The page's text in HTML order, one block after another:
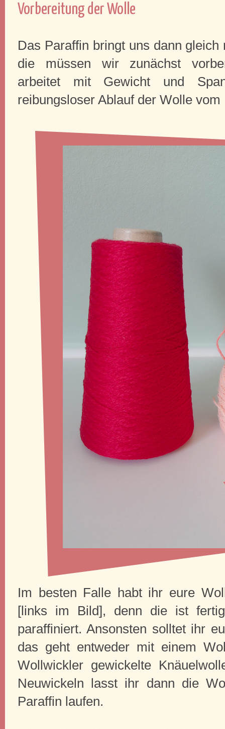
Vorbereitung der Wolle
Das Paraffin bringt uns dann
die müssen wir zunächst
arbeitet mit Gewicht und
reibungsloser Ablauf der Wolle
Im besten Falle habt ihr eure
[links im Bild], denn die ist
paraffiniert. Ansonsten solltet ihr
das geht entweder mit einem
Wollwickler gewickelte
Neuwickeln lasst ihr dann die
Paraffin laufen.